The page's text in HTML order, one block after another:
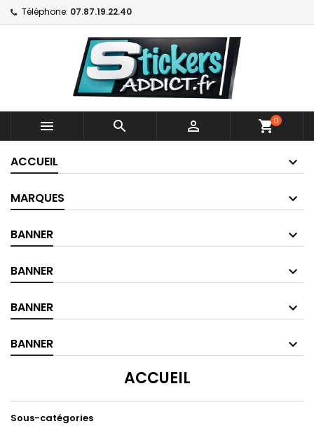
Téléphone: 07.87.19.22.40
   shopping_cart0
ACCUEIL
MARQUES
BANNER
BANNER
BANNER
BANNER
ACCUEIL
Sous-catégories